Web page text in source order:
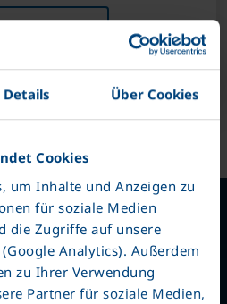
Details Über Cookies
Cookies
um Inhalte und Anzeigen zu
für soziale Medien
die Zugriffe auf unsere
Analytics). Außerdem
zu Ihrer Verwendung
Partner für soziale Medien,